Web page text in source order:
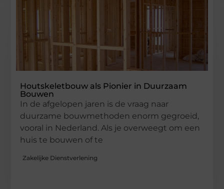
Houtskeletbouw als Pionier in Duurzaam
Bouwen
In de afgelopen jaren is de vraag naar
duurzame bouwmethoden enorm gegroeid,
vooral in Nederland. Als je overweegt om een
huis te bouwen of te
Zakelijke Dienstverlening